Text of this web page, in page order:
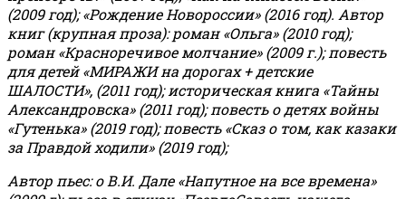
(2009 год); «Рождение Новороссии» (2016 год). Автор
книг (крупная проза): роман «Ольга» (2010 год);
роман «Красноречивое молчание» (2009 г.); повесть
для детей «МИРАЖИ на дорогах + детские
ШАЛОСТИ», (2011 год); историческая книга «Тайны
Александровска» (2011 год); повесть о детях войны
«Гутенька» (2019 год); повесть «Сказ о том, как казаки
за Правдой ходили» (2019 год);
Автор пьес: о В.И. Дале «Напутное на все времена»